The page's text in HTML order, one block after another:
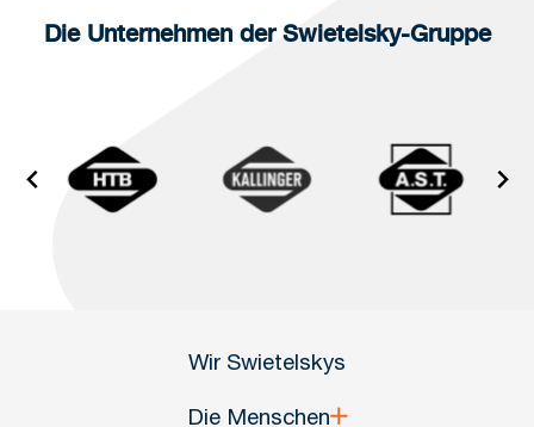
Die Unternehmen der Swietelsky-Gruppe
Wir Swietelskys
Die Menschen